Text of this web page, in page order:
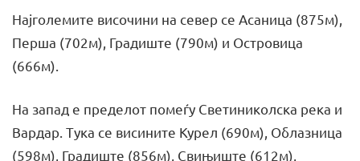
Најголемите височини на север се Асаница (875м),
Перша (702м), Градиште (790м) и Островица
(666м).
На запад е пределот помеѓу Светиниколска река и
Вардар. Тука се висините Курел (690м), Облазница
(598м), Градиште (856м), Свињиште (612м),